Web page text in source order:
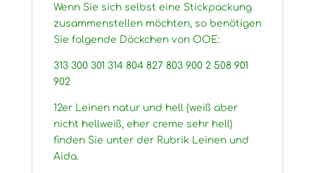
Wenn Sie sich selbst eine Stickpackung
zusammenstellen möchten, so benötigen
Sie folgende Döckchen von OOE:
313 300 301 314 804 827 803 900 2 508 901
902
12er Leinen natur und hell (weiß aber
nicht hellweiß, eher creme sehr hell)
finden Sie unter der Rubrik Leinen und
Aida.